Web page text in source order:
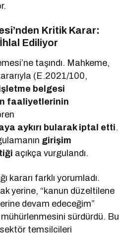
Kritik Karar:
Ediliyor
taşındı. Mahkeme,
(E.2021/100,
belgesi
faaliyetlerinin
aykırı bularak iptal etti.
girişim
açıkça vurgulandı.
kararı farklı yorumladı.
yerine, “kanun düzeltilene
devam edeceğim”
sürdürdü. Bu
temsilcileri